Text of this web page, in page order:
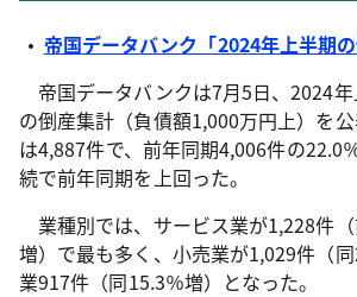
帝国データバンク「2024年上半期の
帝国データバンクは7月5日、2024年
の倒産集計（負債額1,000万円上）を
は4,887件で、前年同期4,006件の22.0
続で前年同期を上回った。
業種別では、サービス業が1,228件
増）で最も多く、小売業が1,029件（
業917件（同15.3％増）となった。